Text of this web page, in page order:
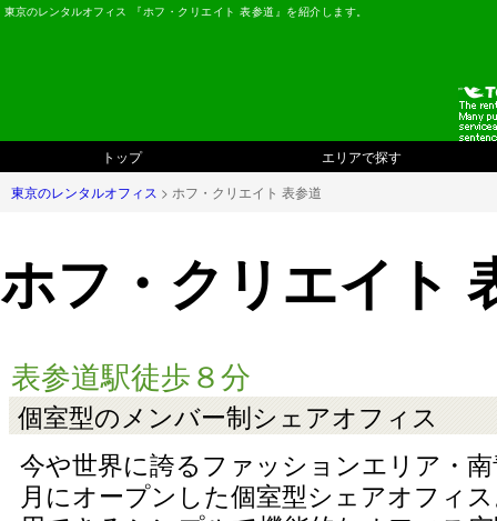
東京のレンタルオフィス 『ホフ・クリエイト 表参道』を紹介します。
トップ
エリアで探す
東京のレンタルオフィス > ホフ・クリエイト 表参道
ホフ・クリエイト
表参道駅徒歩８分
個室型のメンバー制シェアオフィス
今や世界に誇るファッションエリア・
月にオープンした個室型シェアオフィ